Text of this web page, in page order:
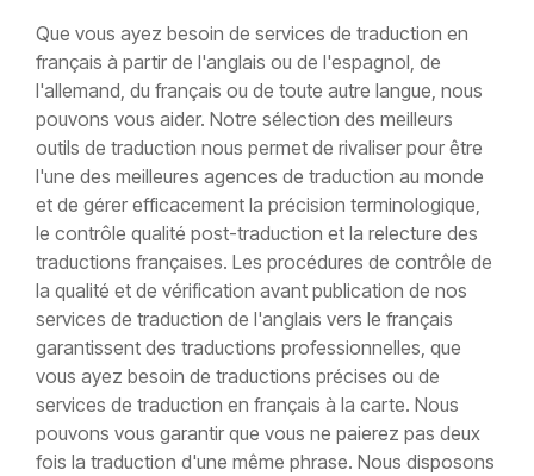
Que vous ayez besoin de services de traduction en
français à partir de l'anglais ou de l'espagnol, de
l'allemand, du français ou de toute autre langue, nous
pouvons vous aider. Notre sélection des meilleurs
outils de traduction nous permet de rivaliser pour être
l'une des meilleures agences de traduction au monde
et de gérer efficacement la précision terminologique,
le contrôle qualité post-traduction et la relecture des
traductions françaises. Les procédures de contrôle de
la qualité et de vérification avant publication de nos
services de traduction de l'anglais vers le français
garantissent des traductions professionnelles, que
vous ayez besoin de traductions précises ou de
services de traduction en français à la carte. Nous
pouvons vous garantir que vous ne paierez pas deux
fois la traduction d'une même phrase. Nous disposons